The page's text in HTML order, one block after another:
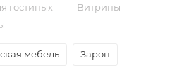
гостиных — Витрины —
мебель Зарон